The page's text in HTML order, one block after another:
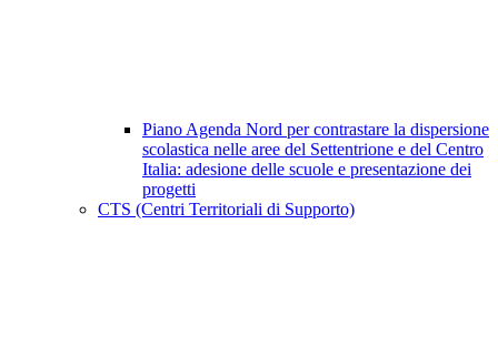
Piano Agenda Nord per contrastare la dispersione
scolastica nelle aree del Settentrione e del Centro
Italia: adesione delle scuole e presentazione dei
progetti
CTS (Centri Territoriali di Supporto)